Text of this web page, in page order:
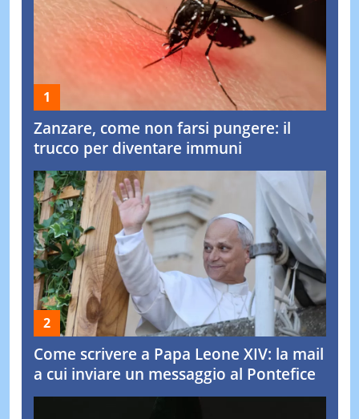
Zanzare, come non farsi pungere: il
trucco per diventare immuni
Come scrivere a Papa Leone XIV: la mail
a cui inviare un messaggio al Pontefice